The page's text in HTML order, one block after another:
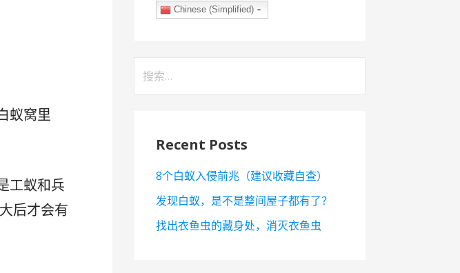
蚁窝里
工蚁和兵
后才会有
Chinese (Simplified)
索
Recent Posts
8个白蚁入侵前兆（建议收藏自查）
发现白蚁，是不是整间屋子都有了？
找出衣鱼虫的藏身处，消灭衣鱼虫